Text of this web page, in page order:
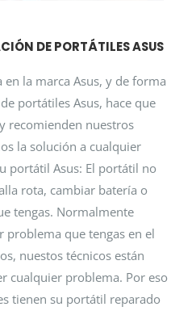
DE PORTÁTILES ASUS
la marca Asus, y de forma
portátiles Asus, hace que
recomienden nuestros
la solución a cualquier
portátil Asus: El portátil no
rota, cambiar batería o
tengas. Normalmente
problema que tengas en el
nuestos técnicos están
cualquier problema. Por eso
tienen su portátil reparado